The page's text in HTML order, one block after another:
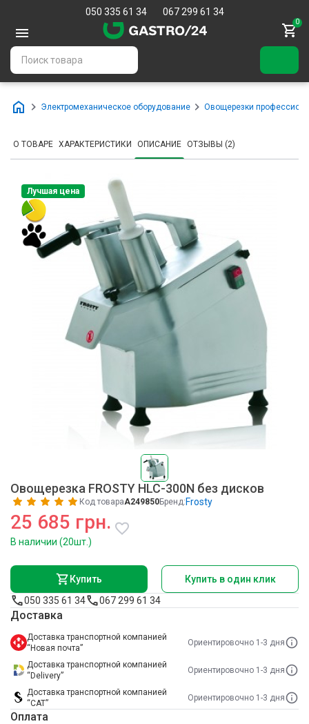
050 335 61 34 067 299 61 34
0
Электромеханическое оборудование Овощерезки
О ТОВАРЕ ХАРАКТЕРИСТИКИ ОПИСАНИЕ ОТЗЫВЫ (2)
Лучшая цена
Овощерезка FROSTY HLC-300N без дисков
Код товараA249850Бренд:Frosty
25 685 грн.
В наличии (20шт.)
Купить
Купить в один клик
050 335 61 34
067 299 61 34
Доставка
Доставка транспортной компанией
“Новая почта”
Ориентировочно 1-3 дня
Доставка транспортной компанией
“Delivery”
Ориентировочно 1-3 дня
Доставка транспортной компанией
“САТ”
Ориентировочно 1-3 дня
Оплата